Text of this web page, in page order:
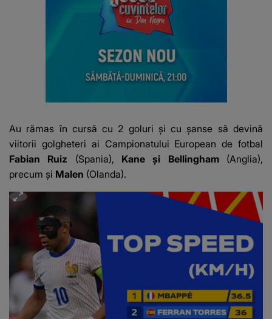
Au rămas în cursă cu 2 goluri și cu șanse să devină
viitorii golgheteri ai Campionatului European de fotbal
Fabian Ruiz (Spania), Kane și Bellingham (Anglia),
precum și Malen (Olanda).